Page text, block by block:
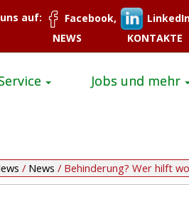
auf: Facebook,
NEWS
KONTAKTE
Jobs und mehr
/ News / Behinderung? Wer hilft